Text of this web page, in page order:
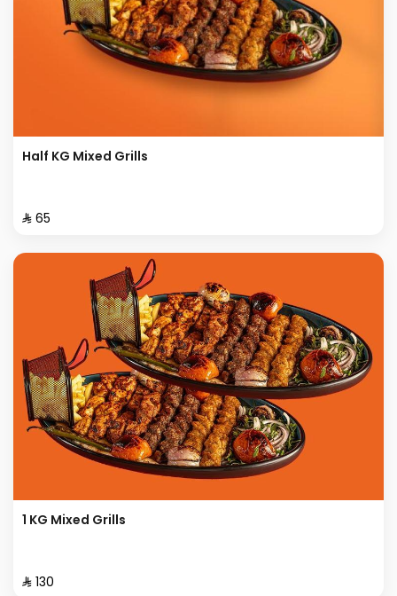
Half KG Mixed Grills
⁨⁦‪‬ 65⁩
1 KG Mixed Grills
⁨⁦‪‬ 130⁩